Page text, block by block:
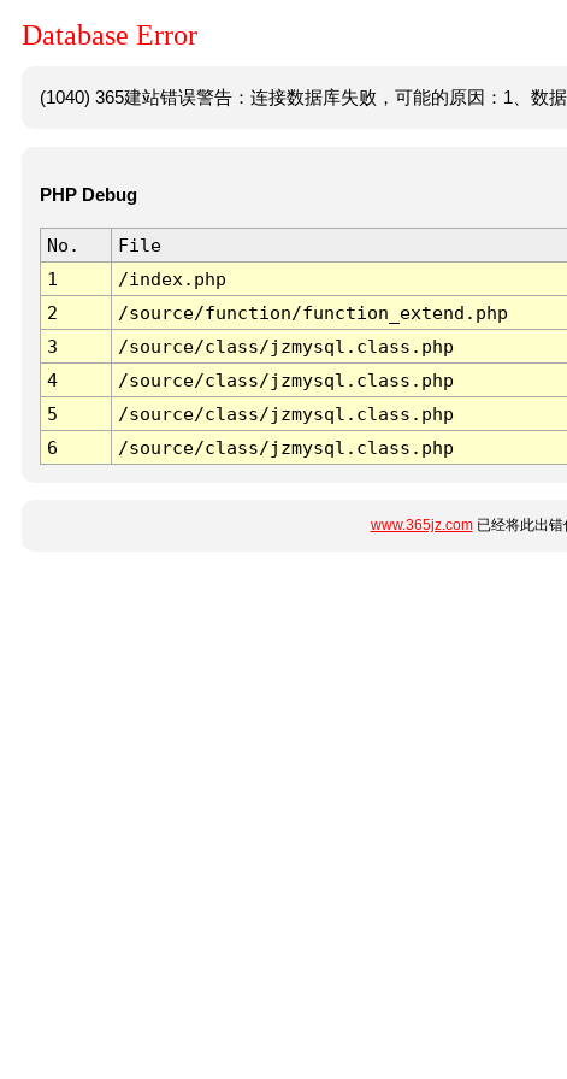
Database Error
(1040) 365建站错误警告：连接数据库失败，可能的原因：1、数
PHP Debug
No. File
1
/index.php
2
/source/function/function_extend.php
3
/source/class/jzmysql.class.php
4
/source/class/jzmysql.class.php
5
/source/class/jzmysql.class.php
6
/source/class/jzmysql.class.php
www.365jz.com已经将此出错